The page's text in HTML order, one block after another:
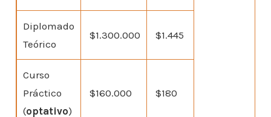
Diplomado
Teórico
$1.300.000 $1.445
Curso
Práctico
(optativo)
$160.000 $180